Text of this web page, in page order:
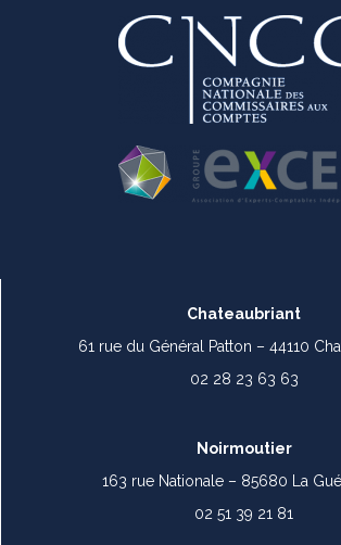
Chateaubriant
61 rue du Général Patton – 44110
02 28 23 63 63
Noirmoutier
163 rue Nationale – 85680 La
02 51 39 21 81